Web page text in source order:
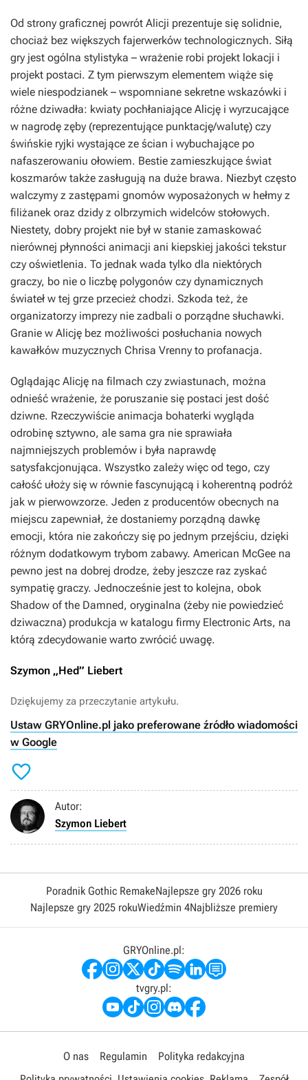
Od strony graficznej powrót Alicji prezentuje się solidnie,
chociaż bez większych fajerwerków technologicznych. Siłą
gry jest ogólna stylistyka – wrażenie robi projekt lokacji i
projekt postaci. Z tym pierwszym elementem wiąże się
wiele niespodzianek – wspomniane sekretne wskazówki i
różne dziwadła: kwiaty pochłaniające Alicję i wyrzucające
w nagrodę zęby (reprezentujące punktację/walutę) czy
świńskie ryjki wystające ze ścian i wybuchające po
nafaszerowaniu ołowiem. Bestie zamieszkujące świat
koszmarów także zasługują na duże brawa. Niezbyt często
walczymy z zastępami gnomów wyposażonych w hełmy z
filiżanek oraz dzidy z olbrzymich widelców stołowych.
Niestety, dobry projekt nie był w stanie zamaskować
nierównej płynności animacji ani kiepskiej jakości tekstur
czy oświetlenia. To jednak wada tylko dla niektórych
graczy, bo nie o liczbę polygonów czy dynamicznych
świateł w tej grze przecież chodzi. Szkoda też, że
organizatorzy imprezy nie zadbali o porządne słuchawki.
Granie w Alicję bez możliwości posłuchania nowych
kawałków muzycznych Chrisa Vrenny to profanacja.
Oglądając Alicję na filmach czy zwiastunach, można
odnieść wrażenie, że poruszanie się postaci jest dość
dziwne. Rzeczywiście animacja bohaterki wygląda
odrobinę sztywno, ale sama gra nie sprawiała
najmniejszych problemów i była naprawdę
satysfakcjonująca. Wszystko zależy więc od tego, czy
całość ułoży się w równie fascynującą i koherentną podróż
jak w pierwowzorze. Jeden z producentów obecnych na
miejscu zapewniał, że dostaniemy porządną dawkę
emocji, która nie zakończy się po jednym przejściu, dzięki
różnym dodatkowym trybom zabawy. American McGee na
pewno jest na dobrej drodze, żeby jeszcze raz zyskać
sympatię graczy. Jednocześnie jest to kolejna, obok
Shadow of the Damned, oryginalna (żeby nie powiedzieć
dziwaczna) produkcja w katalogu firmy Electronic Arts, na
którą zdecydowanie warto zwrócić uwagę.
Szymon „Hed” Liebert
Dziękujemy za przeczytanie artykułu.
Ustaw GRYOnline.pl jako preferowane źródło wiadomości
w Google

Autor:
Szymon Liebert
Poradnik Gothic RemakeNajlepsze gry 2026 roku
Najlepsze gry 2025 rokuWiedźmin 4Najbliższe premiery
GRYOnline.pl:
tvgry.pl:
O nas Regulamin
Polityka redakcyjna